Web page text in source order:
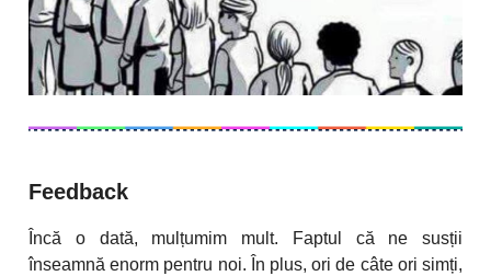
Feedback
Încă o dată, mulțumim mult. Faptul că ne susții
înseamnă enorm pentru noi. În plus, ori de câte ori simți,